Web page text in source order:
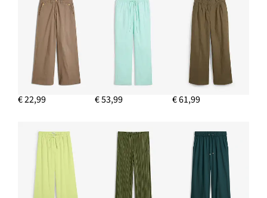
Sjaaltje met bloemenprint (set van 2)
€ 14,99
IN WINKELMANDJE
Tanktop
€ 9,99
€ 12,99
IN WINKELMANDJE
€ 22,99 € 53,99 € 61,99